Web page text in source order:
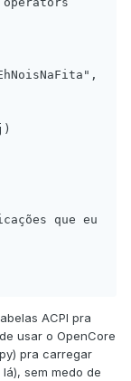
ACPI pra
usar o OpenCore
pra carregar
sem medo de